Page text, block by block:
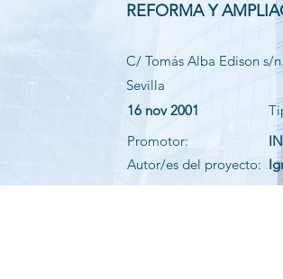
REFORMA Y
C/ Tomás Alba Edison s/
Sevilla
16 nov 2001
Promotor:
Autor/es del proyecto: